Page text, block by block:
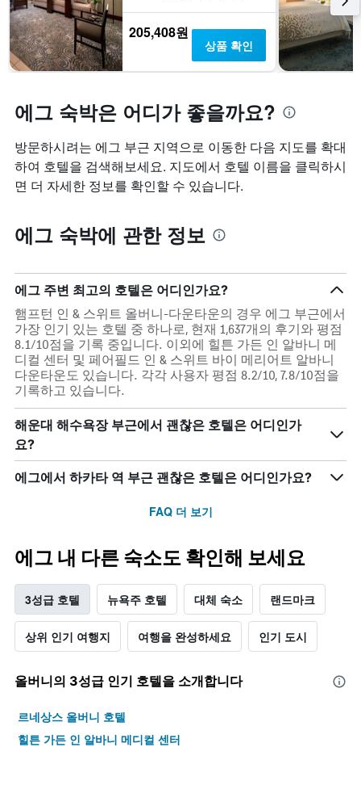
205,408원
상품 확인
에그 숙박은 어디가 좋을까요?
방문하시려는 에그 부근 지역으로 이동한 다음 지도를 확대
하여 호텔을 검색해보세요. 지도에서 호텔 이름을 클릭하시
면 더 자세한 정보를 확인할 수 있습니다.
에그 숙박에 관한 정보
에그 주변 최고의 호텔은 어디인가요?
햄프턴 인 & 스위트 올버니-다운타운의 경우 에그 부근에서
가장 인기 있는 호텔 중 하나로, 현재 1,637개의 후기와 평점
8.1/10점을 기록 중입니다. 이외에 힐튼 가든 인 알바니 메
디컬 센터 및 페어필드 인 & 스위트 바이 메리어트 알바니
다운타운도 있습니다. 각각 사용자 평점 8.2/10, 7.8/10점을
기록하고 있습니다.
해운대 해수욕장 부근에서 괜찮은 호텔은 어디인가
요?
에그에서 하카타 역 부근 괜찮은 호텔은 어디인가요?
FAQ 더 보기
에그 내 다른 숙소도 확인해 보세요
3성급 호텔 뉴욕주 호텔 대체 숙소 랜드마크
상위 인기 여행지 여행을 완성하세요 인기 도시
올버니​의 3​성급 인기 호텔을 소개합니다
르네상스 올버니 호텔
힐튼 가든 인 알바니 메디컬 센터